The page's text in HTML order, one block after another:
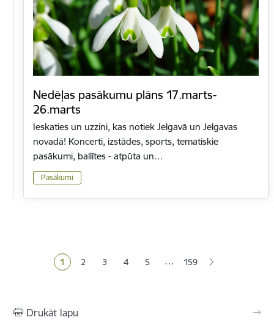
Nedēļas pasākumu plāns 17.marts-
26.marts
Ieskaties un uzzini, kas notiek Jelgavā un Jelgavas
novadā! Koncerti, izstādes, sports, tematiskie
pasākumi, ballītes - atpūta un…
Pasākumi
Pašreizējā lapa
1 Lapa
2 Lapa
3 Lapa
4 Lapa
5 … 159
Drukāt lapu